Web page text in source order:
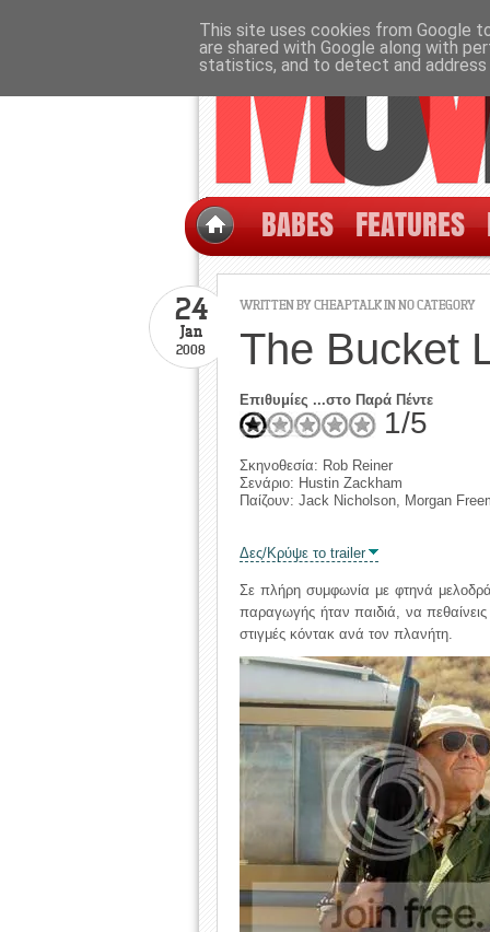
BABES FEATURES
WRITTEN BY CHEAPTALK IN NO CATEGORY
24
Jan
2008 The Bucket
Επιθυμίες ...στο Παρά Πέντε
1/5
Σκηνοθεσία: Rob Reiner
Σενάριο: Hustin Zackham
Παίζουν: Jack Nicholson, Morgan
Δες/Κρύψε το trailer
Σε πλήρη συμφωνία με φτηνά
παραγωγής ήταν παιδιά, να
στιγμές κόντακ ανά τον πλανήτη.
This site uses cookies from Google
are shared with Google along with
statistics, and to detect and address